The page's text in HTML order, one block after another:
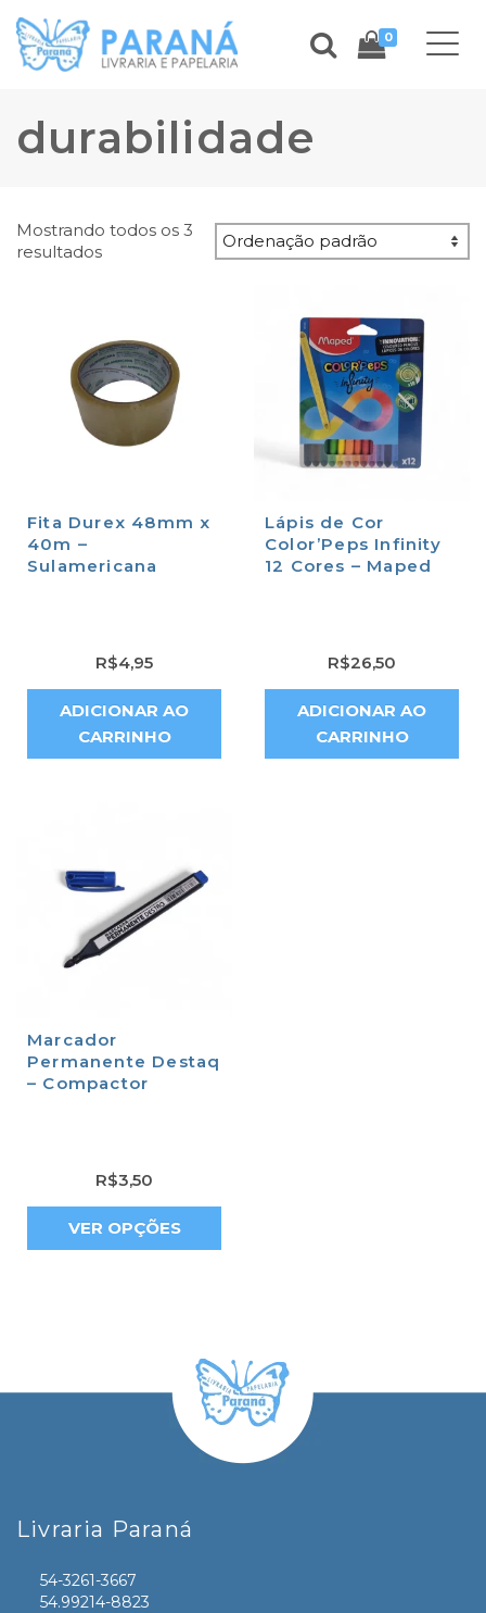
0
durabilidade
Mostrando todos os 3
resultados
Fita Durex 48mm x
40m –
Sulamericana
R$4,95
ADICIONAR AO
CARRINHO
Lápis de Cor
Color’Peps Infinity
12 Cores – Maped
R$26,50
ADICIONAR AO
CARRINHO
Marcador
Permanente Destaq
– Compactor
R$3,50
VER OPÇÕES
Livraria Paraná
54-3261-3667
54.99214-8823